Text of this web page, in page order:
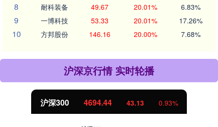
8 耐科装备 49.67 20.01% 6.83%
9 一博科技 53.33 20.01% 17.26%
10 方邦股份 146.16 20.00% 7.68%
沪深京行情 实时轮播
沪深300 4694.44 43.13 0.93%